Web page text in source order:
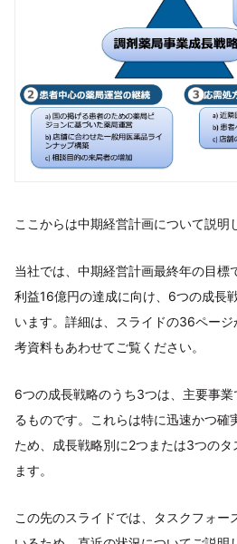
ここからは中期経営計画について説明
当社では、中期経営計画最終年の目
利益16億円の達成に向け、6つの成長
います。詳細は、スライドの36ペー
考資料もあわせてご覧ください。
6つの成長戦略のうち3つは、主要事
るものです。これらは特に迅速かつ確
ため、成長戦略別に2つまたは3つの
ます。
この先のスライドでは、タスクフォー